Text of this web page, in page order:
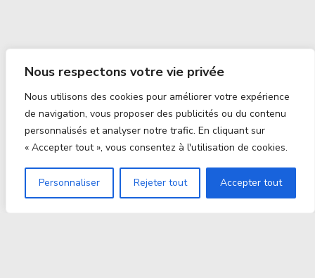
Nous respectons votre vie privée
Nous utilisons des cookies pour améliorer votre expérience
de navigation, vous proposer des publicités ou du contenu
personnalisés et analyser notre trafic. En cliquant sur
« Accepter tout », vous consentez à l'utilisation de cookies.
Personnaliser Rejeter tout Accepter tout